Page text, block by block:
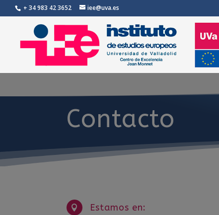
+ 34 983 42 3652 iee@uva.es
Contacto
 Estamos en: